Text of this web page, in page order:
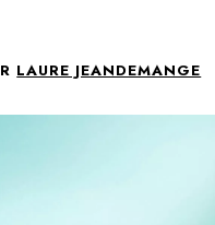
LAURE JEANDEMANGE